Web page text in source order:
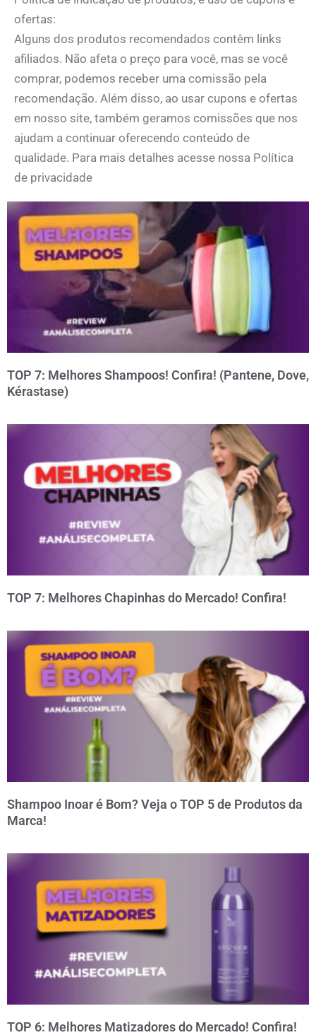
ofertas:
Alguns dos produtos recomendados contêm links
afiliados. Não afeta o preço para você, mas se você
comprar, podemos receber uma comissão pela
recomendação. Além disso, ao usar cupons e ofertas
em nosso site, também geramos comissões que nos
ajudam a continuar oferecendo conteúdo de
qualidade. Para mais detalhes acesse nossa Política
de privacidade
TOP 7: Melhores Shampoos! Confira! (Pantene, Dove,
Kérastase)
TOP 7: Melhores Chapinhas do Mercado! Confira!
Shampoo Inoar é Bom? Veja o TOP 5 de Produtos da
Marca!
TOP 6: Melhores Matizadores do Mercado! Confira!